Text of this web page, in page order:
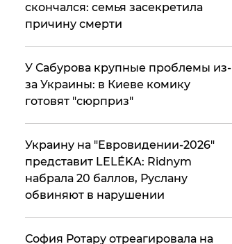
скончался: семья засекретила
причину смерти
У Сабурова крупные проблемы из-
за Украины: в Киеве комику
готовят "сюрприз"
Украину на "Евровидении-2026"
представит LELÉKA: Ridnym
набрала 20 баллов, Руслану
обвиняют в нарушении
София Ротару отреагировала на